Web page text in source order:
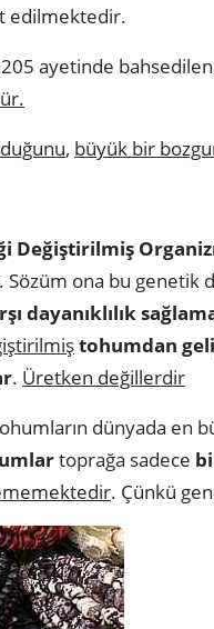
edilmektedir.
ayetinde bahsedilen
, büyük bir
Değiştirilmiş
. Sözüm ona bu genetik
dayanıklılık
tohumdan
. Üretken değillerdir
dünyada en
toprağa sadece
. Çünkü